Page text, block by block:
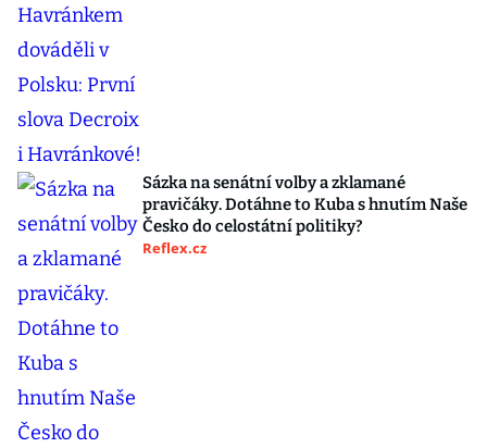
Sázka na senátní volby a zklamané
pravičáky. Dotáhne to Kuba s hnutím Naše
Česko do celostátní politiky?
Reflex.cz